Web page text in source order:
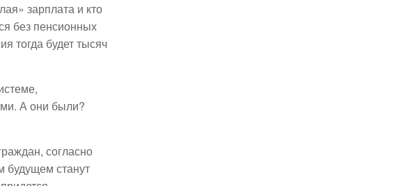
зарплата и кто
без пенсионных
тогда будет тысяч
А они были?
согласно
будущем станут